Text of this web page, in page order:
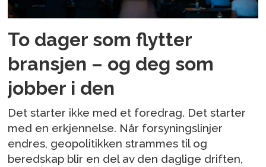
To dager som flytter
bransjen – og deg som
jobber i den
Det starter ikke med et foredrag. Det starter
med en erkjennelse. Når forsyningslinjer
endres, geopolitikken strammes til og
beredskap blir en del av den daglige driften,